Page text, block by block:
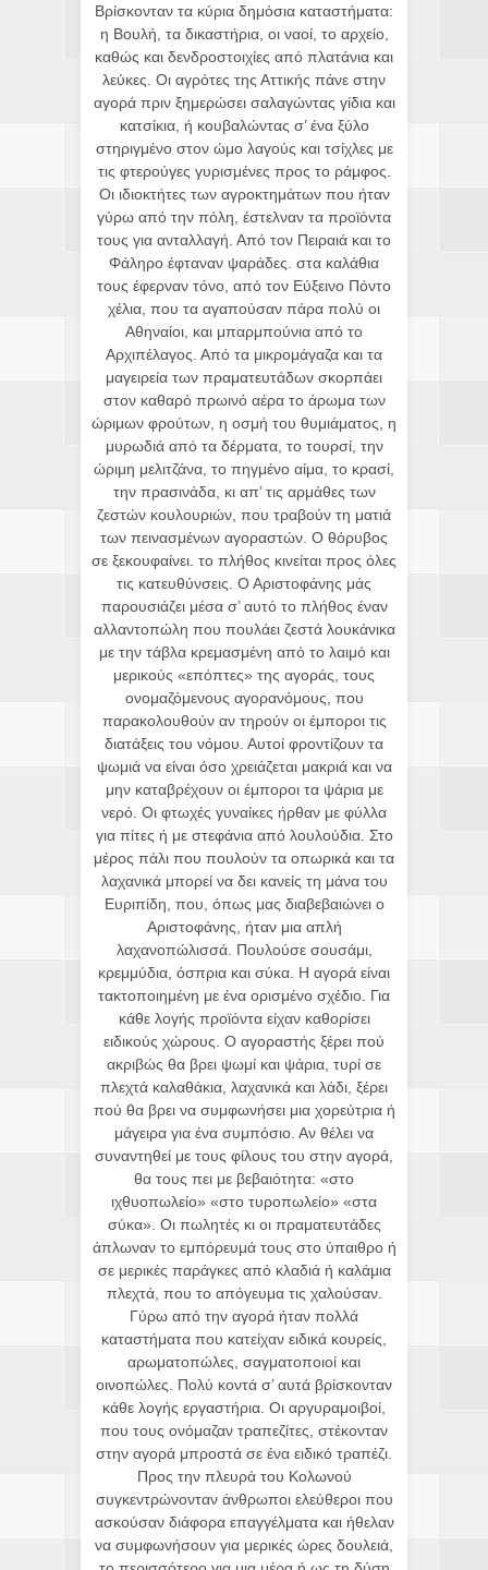
Βρίσκονταν τα κύρια δημόσια καταστήματα:
η Βουλή, τα δικαστήρια, οι ναοί, το αρχείο,
καθώς και δενδροστοιχίες από πλατάνια και
λεύκες. Οι αγρότες της Αττικής πάνε στην
αγορά πριν ξημερώσει σαλαγώντας γίδια και
κατσίκια, ή κουβαλώντας σ’ ένα ξύλο
στηριγμένο στον ώμο λαγούς και τσίχλες με
τις φτερούγες γυρισμένες προς το ράμφος.
Οι ιδιοκτήτες των αγροκτημάτων που ήταν
γύρω από την πόλη, έστελναν τα προϊόντα
τους για ανταλλαγή. Από τον Πειραιά και το
Φάληρο έφταναν ψαράδες. στα καλάθια
τους έφερναν τόνο, από τον Εύξεινο Πόντο
χέλια, που τα αγαπούσαν πάρα πολύ οι
Αθηναίοι, και μπαρμπούνια από το
Αρχιπέλαγος. Από τα μικρομάγαζα και τα
μαγειρεία των πραματευτάδων σκορπάει
στον καθαρό πρωινό αέρα το άρωμα των
ώριμων φρούτων, η οσμή του θυμιάματος, η
μυρωδιά από τα δέρματα, το τουρσί, την
ώριμη μελιτζάνα, το πηγμένο αίμα, το κρασί,
την πρασινάδα, κι απ’ τις αρμάθες των
ζεστών κουλουριών, που τραβούν τη ματιά
των πεινασμένων αγοραστών. Ο θόρυβος
σε ξεκουφαίνει. το πλήθος κινείται προς όλες
τις κατευθύνσεις. Ο Αριστοφάνης μάς
παρουσιάζει μέσα σ’ αυτό το πλήθος έναν
αλλαντοπώλη που πουλάει ζεστά λουκάνικα
με την τάβλα κρεμασμένη από το λαιμό και
μερικούς «επόπτες» της αγοράς, τους
ονομαζόμενους αγορανόμους, που
παρακολουθούν αν τηρούν οι έμποροι τις
διατάξεις του νόμου. Αυτοί φροντίζουν τα
ψωμιά να είναι όσο χρειάζεται μακριά και να
μην καταβρέχουν οι έμποροι τα ψάρια με
νερό. Οι φτωχές γυναίκες ήρθαν με φύλλα
για πίτες ή με στεφάνια από λουλούδια. Στο
μέρος πάλι που πουλούν τα οπωρικά και τα
λαχανικά μπορεί να δει κανείς τη μάνα του
Ευριπίδη, που, όπως μας διαβεβαιώνει ο
Αριστοφάνης, ήταν μια απλή
λαχανοπώλισσά. Πουλούσε σουσάμι,
κρεμμύδια, όσπρια και σύκα. Η αγορά είναι
τακτοποιημένη με ένα ορισμένο σχέδιο. Για
κάθε λογής προϊόντα είχαν καθορίσει
ειδικούς χώρους. Ο αγοραστής ξέρει πού
ακριβώς θα βρει ψωμί και ψάρια, τυρί σε
πλεχτά καλαθάκια, λαχανικά και λάδι, ξέρει
πού θα βρει να συμφωνήσει μια χορεύτρια ή
μάγειρα για ένα συμπόσιο. Αν θέλει να
συναντηθεί με τους φίλους του στην αγορά,
θα τους πει με βεβαιότητα: «στο
ιχθυοπωλείο» «στο τυροπωλείο» «στα
σύκα». Οι πωλητές κι οι πραματευτάδες
άπλωναν το εμπόρευμά τους στο ύπαιθρο ή
σε μερικές παράγκες από κλαδιά ή καλάμια
πλεχτά, που το απόγευμα τις χαλούσαν.
Γύρω από την αγορά ήταν πολλά
καταστήματα που κατείχαν ειδικά κουρείς,
αρωματοπώλες, σαγματοποιοί και
οινοπώλες. Πολύ κοντά σ’ αυτά βρίσκονταν
κάθε λογής εργαστήρια. Οι αργυραμοιβοί,
που τους ονόμαζαν τραπεζίτες, στέκονταν
στην αγορά μπροστά σε ένα ειδικό τραπέζι.
Προς την πλευρά του Κολωνού
συγκεντρώνονταν άνθρωποι ελεύθεροι που
ασκούσαν διάφορα επαγγέλματα και ήθελαν
να συμφωνήσουν για μερικές ώρες δουλειά,